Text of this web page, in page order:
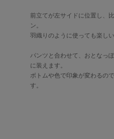
前立てが左サイドに位置し、
ン。
羽織りのように使っても楽しい
パンツと合わせて、おとなっ
に装えます。
ボトムや色で印象が変わるの
す。